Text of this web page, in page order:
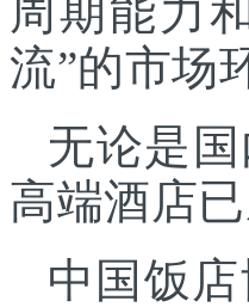
周期能力
流”的市场
无论是
高端酒店
中国饭